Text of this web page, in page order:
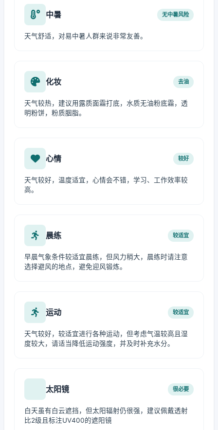
中暑 无中暑风险
天气舒适，对易中暑人群来说非常友善。
化妆 去油
天气较热，建议用露质面霜打底，水质无油粉底霜，透
明粉饼，粉质胭脂。
心情 较好
天气较好，温度适宜，心情会不错，学习、工作效率较
高。
晨练 较适宜
早晨气象条件较适宜晨练，但风力稍大，晨练时请注意
选择避风的地点，避免迎风锻炼。
运动 较适宜
天气较好，较适宜进行各种运动，但考虑气温较高且湿
度较大，请适当降低运动强度，并及时补充水分。
太阳镜 很必要
白天虽有白云遮挡，但太阳辐射仍很强，建议佩戴透射
比2级且标注UV400的遮阳镜